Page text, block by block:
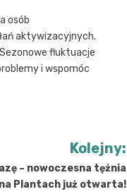
osób
aktywizacyjnych.
fluktuacje
i wspomóc
Kolejny:
– nowoczesna tężnia
na Plantach już otwarta!